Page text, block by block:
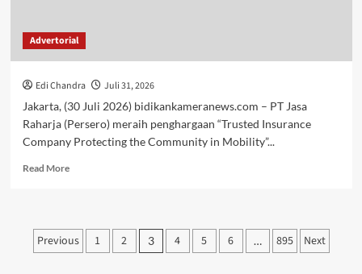
Maronge
Advertorial
Edi Chandra
Juli 31, 2026
Jakarta, (30 Juli 2026) bidikankameranews.com – PT Jasa
Raharja (Persero) meraih penghargaan “Trusted Insurance
Company Protecting the Community in Mobility”...
Read MoreRead
Paginasi
Previous 1 2 3 4 5 6 … 895 Next